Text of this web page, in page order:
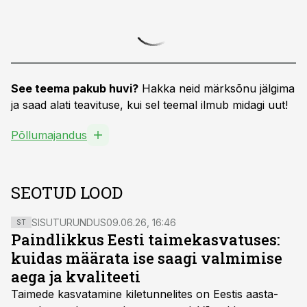
See teema pakub huvi? Hakka neid märksõnu jälgima
ja saad alati teavituse, kui sel teemal ilmub midagi uut!
Põllumajandus
SEOTUD LOOD
ST SISUTURUNDUS09.06.26, 16:46
Paindlikkus Eesti taimekasvatuses:
kuidas määrata ise saagi valmimise
aega ja kvaliteeti
Taimede kasvatamine kiletunnelites on Eestis aasta-